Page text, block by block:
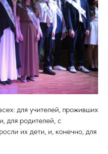
для учителей, проживших
для родителей, с
их дети, и, конечно, для